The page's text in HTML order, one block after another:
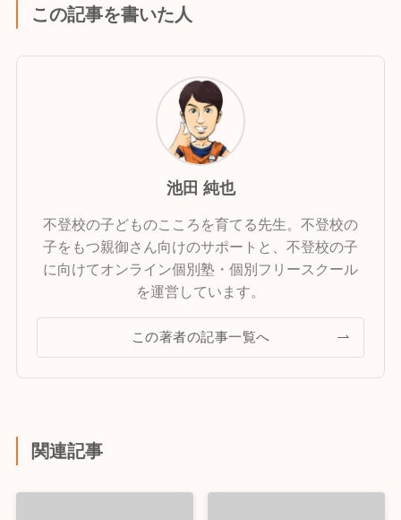
この記事を書いた人
池田 純也
不登校の子どものこころを育てる先生。不登校の
子をもつ親御さん向けのサポートと、不登校の子
に向けてオンライン個別塾・個別フリースクール
を運営しています。
この著者の記事一覧へ
関連記事